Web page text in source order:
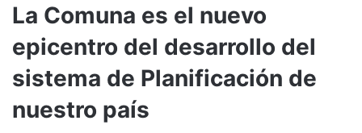
La Comuna es el nuevo
epicentro del desarrollo del
sistema de Planificación de
nuestro país